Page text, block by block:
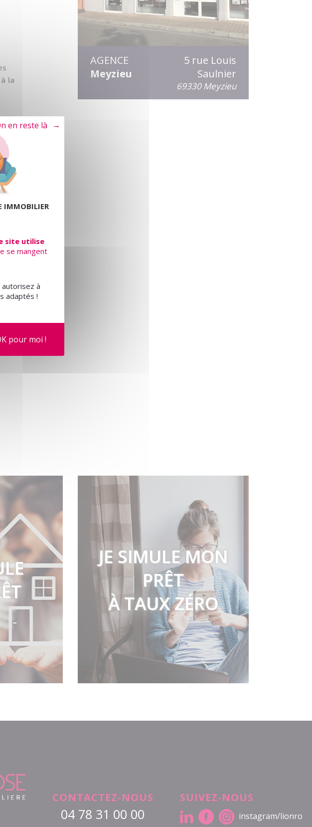
AGENCE
Meyzieu
5 rue Louis
Saulnier
69330 Meyzieu
la
JE SIMULE MON
PRÊT
À TAUX ZÉRO
CONTACTEZ-NOUS
04 78 31 00 00
SUIVEZ-NOUS
instagram/lionro
IMMOBILIER
site utilise
se mangent
autorisez à
adaptés !
pour moi !
refuser